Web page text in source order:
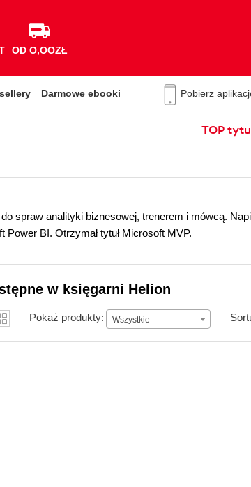
OD O,OOZŁ
Darmowe ebooki Pobierz
TOP
spraw analityki biznesowej, trenerem i mówcą.
BI. Otrzymał tytuł Microsoft MVP.
w księgarni Helion
Pokaż produkty: Wszystkie